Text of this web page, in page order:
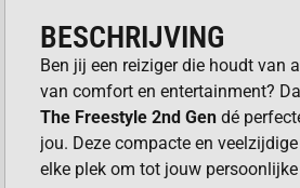
BESCHRIJVING
Ben jij een reiziger die houdt van
van comfort en entertainment?
The Freestyle 2nd Gen dé
jou. Deze compacte en
elke plek om tot jouw